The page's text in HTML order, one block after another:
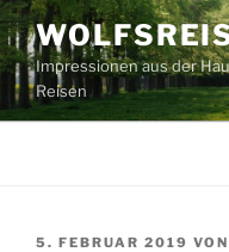
Zum
Inhalt
springenImpressionen aus der
Reisen
VERÖFFENTLICHT
5. FEBRUAR 2019 VON